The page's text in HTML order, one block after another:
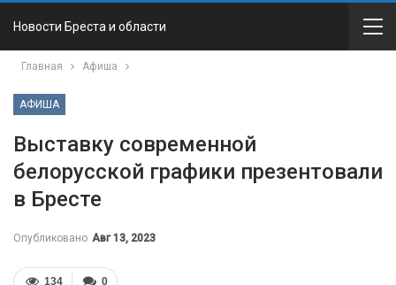
Новости Бреста и области
Главная Афиша
АФИША
Выставку современной
белорусской графики презентовали
в Бресте
Опубликовано Авг 13, 2023
0
134